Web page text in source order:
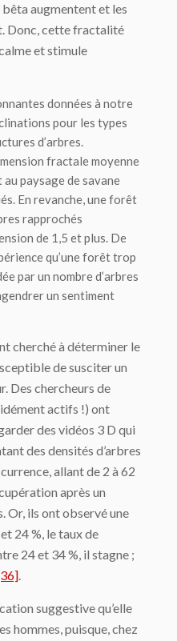
augmentent et les
Donc, cette fractalité
et stimule
données à notre
pour les types
d’arbres.
fractale moyenne
paysage de savane
En revanche, une forêt
rapprochés
de 1,5 et plus. De
qu’une forêt trop
par un nombre d’arbres
un sentiment
cherché à déterminer le
de susciter un
Des chercheurs de
actifs !) ont
des vidéos 3 D qui
des densités d’arbres
allant de 2 à 62
après un
Or, ils ont observé une
24 %, le taux de
24 et 34 %, il stagne ;
.
suggestive qu’elle
hommes, puisque, chez